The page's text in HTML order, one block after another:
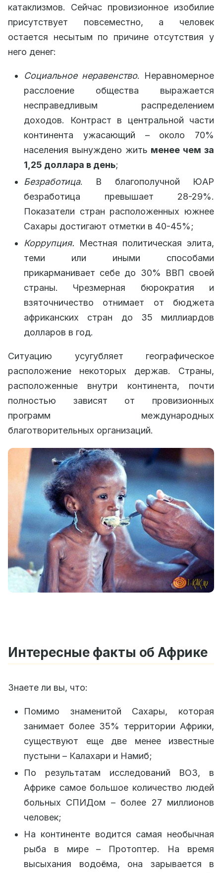
катаклизмов. Сейчас провизионное изобилие
присутствует повсеместно, а человек
остается несытым по причине отсутствия у
него денег:
Социальное неравенство. Неравномерное
расслоение общества выражается
несправедливым распределением
доходов. Контраст в центральной части
континента ужасающий ­– около 70%
населения вынуждено жить менее чем за
1,25 доллара в день;
Безработица. В благополучной ЮАР
безработица превышает 28-29%.
Показатели стран расположенных южнее
Сахары достигают отметки в 40-45%;
Коррупция. Местная политическая элита,
теми или иными способами
прикарманивает себе до 30% ВВП своей
страны. Чрезмерная бюрократия и
взяточничество отнимает от бюджета
африканских стран до 35 миллиардов
долларов в год.
Ситуацию усугубляет географическое
расположение некоторых держав. Страны,
расположенные внутри континента, почти
полностью зависят от провизионных
программ международных
благотворительных организаций.
Интересные факты об Африке
Знаете ли вы, что:
Помимо знаменитой Сахары, которая
занимает более 35% территории Африки,
существуют еще две менее известные
пустыни – Калахари и Намиб;
По результатам исследований ВОЗ, в
Африке самое большое количество людей
больных СПИДом ­­– более 27 миллионов
человек;
На континенте водится самая необычная
рыба в мире – Протоптер. На время
высыхания водоёма, она зарывается в